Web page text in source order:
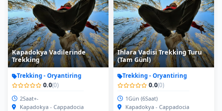
Kapadokya Vadilerinde
Trekking
Trekking - Oryantiring
0.0(0)
2Saat+-
Kapadokya - Cappadocia
Ihlara Vadisi Trekking Turu
(Tam Günl)
Trekking - Oryantiring
0.0(0)
1Gün (6Saat)
Kapadokya - Cappadocia